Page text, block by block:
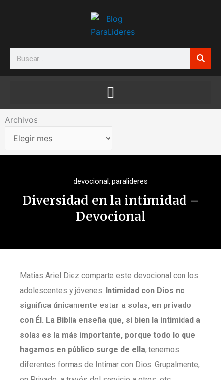
Search
Archivos
Archivos
devocional, paralideres
Diversidad en la intimidad –
Devocional
Matias Ariel Diez comparte este devocional con los
adolescentes y jóvenes. Intimidad con Dios no
significa únicamente estar a solas, en privado
con Él. La Biblia enseña que, si bien la intimidad a
solas es la más importante, porque todo lo que
hagamos en público surge de ella, tenemos
diferentes formas de Intimar con Dios. Grupalmente,